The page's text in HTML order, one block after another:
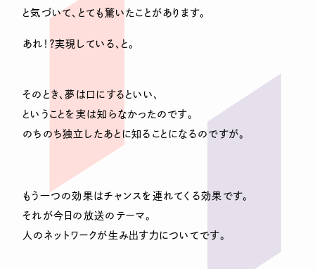
と気づいて、とても驚いたことがあります。
あれ！？実現している、と。
そのとき、夢は口にするといい、
ということを実は知らなかったのです。
のちのち独立したあとに知ることになるのですが。
もう一つの効果はチャンスを連れてくる効果です。
それが今日の放送のテーマ。
人のネットワークが生み出す力についてです。